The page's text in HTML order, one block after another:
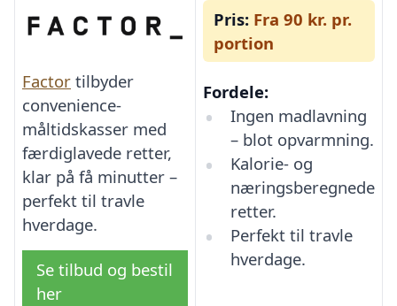
Factor tilbyder
convenience-
måltidskasser med
færdiglavede retter,
klar på få minutter –
perfekt til travle
hverdage.
Se tilbud og bestil
her
Pris: Fra 90 kr. pr.
portion
Fordele:
Ingen madlavning
– blot opvarmning.
Kalorie- og
næringsberegnede
retter.
Perfekt til travle
hverdage.